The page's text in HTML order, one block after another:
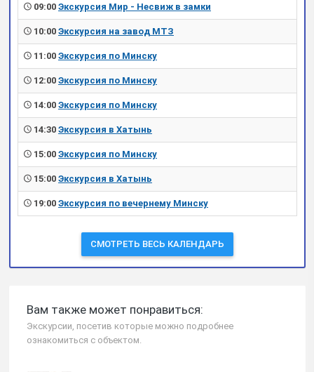
09:00 Экскурсия Мир - Несвиж в замки
10:00 Экскурсия на завод МТЗ
11:00 Экскурсия по Минску
12:00 Экскурсия по Минску
14:00 Экскурсия по Минску
14:30 Экскурсия в Хатынь
15:00 Экскурсия по Минску
15:00 Экскурсия в Хатынь
19:00 Экскурсия по вечернему Минску
СМОТРЕТЬ ВЕСЬ КАЛЕНДАРЬ
Вам также может понравиться:
Экскурсии, посетив которые можно подробнее
ознакомиться с объектом.